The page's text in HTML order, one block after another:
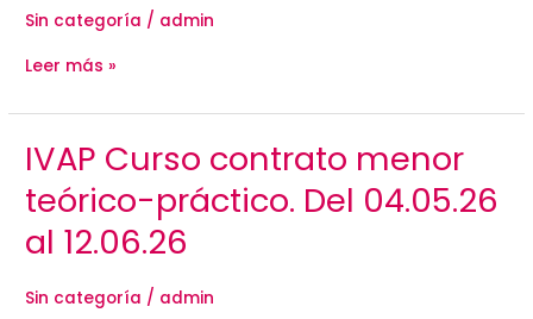
Sin categoría / admin
Leer más »
IVAP Curso contrato menor
teórico-práctico. Del 04.05.26
al 12.06.26
Sin categoría / admin
IVAP
Curso
contrato
menor
práctico.
Del
al